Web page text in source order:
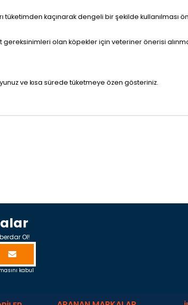
tüketimden kaçınarak dengeli bir şekilde kullanılması
gereksinimleri olan köpekler için veteriner önerisi
ve kısa sürede tüketmeye özen gösteriniz.
Ol!
kabul